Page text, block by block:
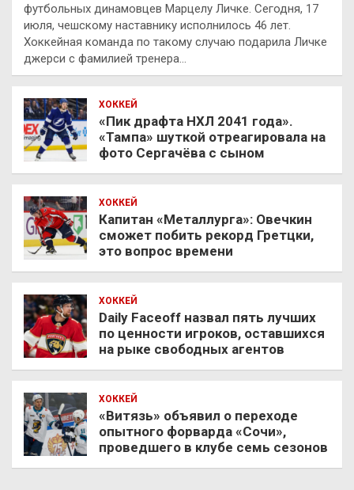
футбольных динамовцев Марцелу Личке. Сегодня, 17
июля, чешскому наставнику исполнилось 46 лет.
Хоккейная команда по такому случаю подарила Личке
джерси с фамилией тренера…
ХОККЕЙ
«Пик драфта НХЛ 2041 года».
«Тампа» шуткой отреагировала на
фото Сергачёва с сыном
ХОККЕЙ
Капитан «Металлурга»: Овечкин
сможет побить рекорд Гретцки,
это вопрос времени
ХОККЕЙ
Daily Faceoff назвал пять лучших
по ценности игроков, оставшихся
на рыке свободных агентов
ХОККЕЙ
«Витязь» объявил о переходе
опытного форварда «Сочи»,
проведшего в клубе семь сезонов